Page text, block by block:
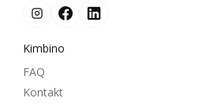
Kimbino
FAQ
Kontakt